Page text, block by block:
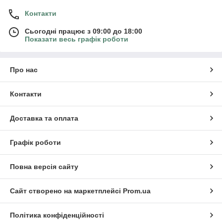
Контакти
Сьогодні працює з 09:00 до 18:00
Показати весь графік роботи
Про нас
Контакти
Доставка та оплата
Графік роботи
Повна версія сайту
Сайт створено на маркетплейсі Prom.ua
Політика конфіденційності